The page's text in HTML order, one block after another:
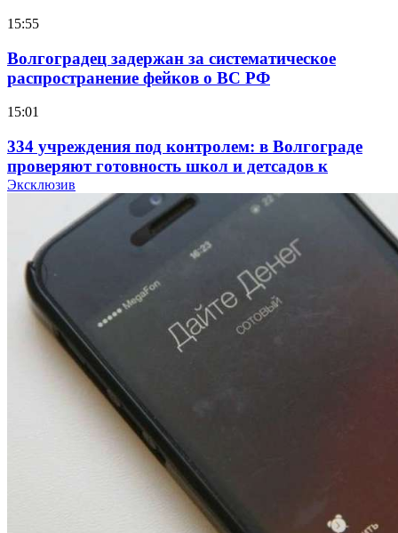
15:55
Волгоградец задержан за систематическое
распространение фейков о ВС РФ
15:01
334 учреждения под контролем: в Волгограде
проверяют готовность школ и детсадов к
учебному году
Покушение на убийство в Волгограде: девушка
напала на незнакомую женщину с ножом
12:39
Сладкий праздник в Волгограде: в Центральном
парке прошёл фестиваль „Арбузный переполох“
Волгоградские компании нарастили экспорт:
заключены контракты на 3,6 млн долларов
Эксклюзив